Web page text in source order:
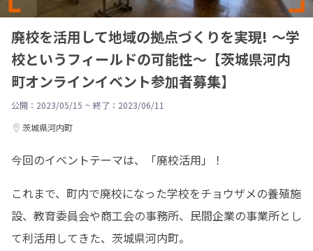
廃校を活用して地域の拠点づくりを実現! ～学
校というフィールドの可能性～【茨城県河内
町オンラインイベント参加者募集】
公開：2023/05/15 ~ 終了：2023/06/11
茨城県河内町
今回のイベントテーマは、「廃校活用」！
これまで、町内で廃校になった学校をチョウザメの養殖施
設、教育委員会や商工会の事務所、民間企業の事業所とし
て利活用してきた、茨城県河内町。